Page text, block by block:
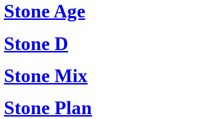
Stone Age
Stone D
Stone Mix
Stone Plan